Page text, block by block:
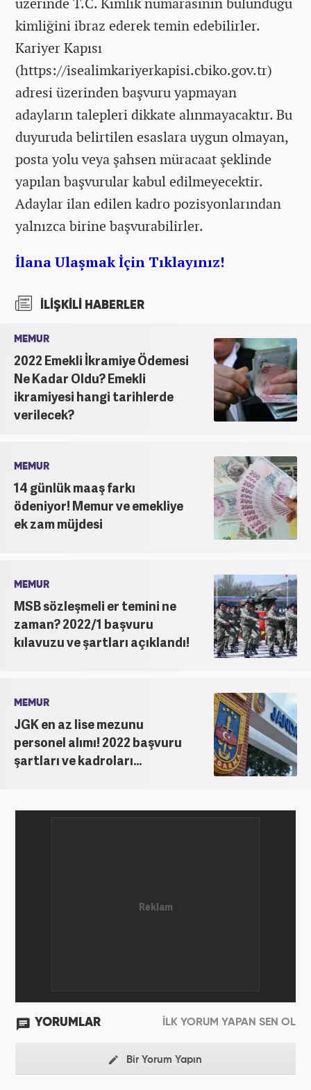
kimliğini ibraz ederek temin edebilirler.
Kariyer Kapısı
(https://isealimkariyerkapisi.cbiko.gov.tr)
adresi üzerinden başvuru yapmayan
adayların talepleri dikkate alınmayacaktır. Bu
duyuruda belirtilen esaslara uygun olmayan,
posta yolu veya şahsen müracaat şeklinde
yapılan başvurular kabul edilmeyecektir.
Adaylar ilan edilen kadro pozisyonlarından
yalnızca birine başvurabilirler.
İlana Ulaşmak İçin Tıklayınız!
İLİŞKİLİ HABERLER
MEMUR
2022 Emekli İkramiye Ödemesi
Ne Kadar Oldu? Emekli
ikramiyesi hangi tarihlerde
verilecek?
MEMUR
14 günlük maaş farkı
ödeniyor! Memur ve emekliye
ek zam müjdesi
MEMUR
MSB sözleşmeli er temini ne
zaman? 2022/1 başvuru
kılavuzu ve şartları açıklandı!
MEMUR
JGK en az lise mezunu
personel alımı! 2022 başvuru
şartları ve kadroları...
YORUMLAR İLK YORUM YAPAN SEN OL
Bir Yorum Yapın